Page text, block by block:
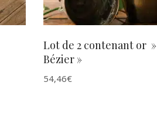
Lot de 2 contenant or »
Bézier »
54,46€